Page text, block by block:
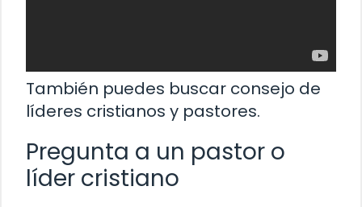
También puedes buscar consejo de
líderes cristianos y pastores.
Pregunta a un pastor o
líder cristiano